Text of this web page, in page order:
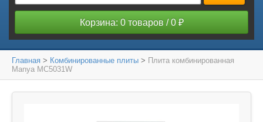
Корзина: 0 товаров / 0 ₽
Главная > Комбинированные плиты > Плита комбинированная
Manya MC5031W